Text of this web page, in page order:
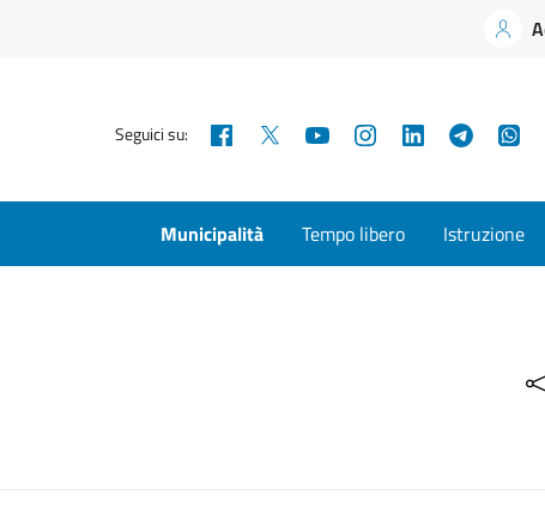
Seguici su: Facebook YouTubeInstagramLinkedIn
Municipalità Tempo libero Istruzione